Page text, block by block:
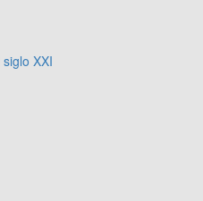
XXI